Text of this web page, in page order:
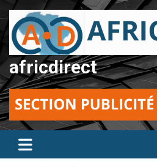
Aller
au
contenu
africdirect